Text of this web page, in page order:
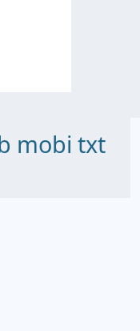
mobi txt